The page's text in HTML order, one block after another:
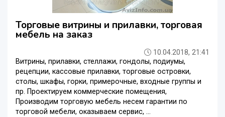
Торговые витрины и прилавки, торговая
мебель на заказ
10.04.2018, 21:41
Витрины, прилавки, стеллажи, гондолы, подиумы,
рецепции, кассовые прилавки, торговые островки,
столы, шкафы, горки, примерочные, входные группы и
пр. Проектируем коммерческие помещения,
Производим торговую мебель несем гарантии по
торговой мебели, оказываем сервис, ...